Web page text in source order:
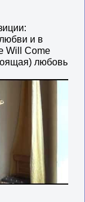
и в
Will Come
любовь